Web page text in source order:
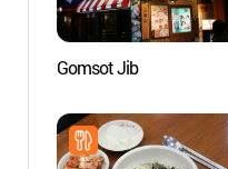
Gomsot Jib